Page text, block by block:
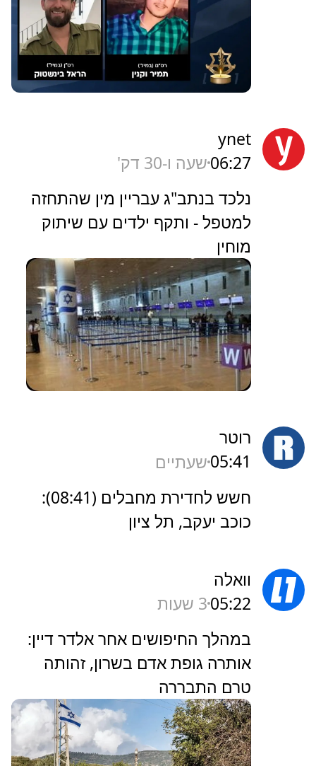
ynet
06:27שעה ו-30 דק'
נלכד בנתב"ג עבריין מין שהתחזה
למטפל - ותקף ילדים עם שיתוק
מוחין
רוטר
05:41שעתיים
חשש לחדירת מחבלים (08:41):
כוכב יעקב, תל ציון
וואלה
05:223 שעות
במהלך החיפושים אחר אלדר דיין:
אותרה גופת אדם בשרון, זהותה
טרם התבררה